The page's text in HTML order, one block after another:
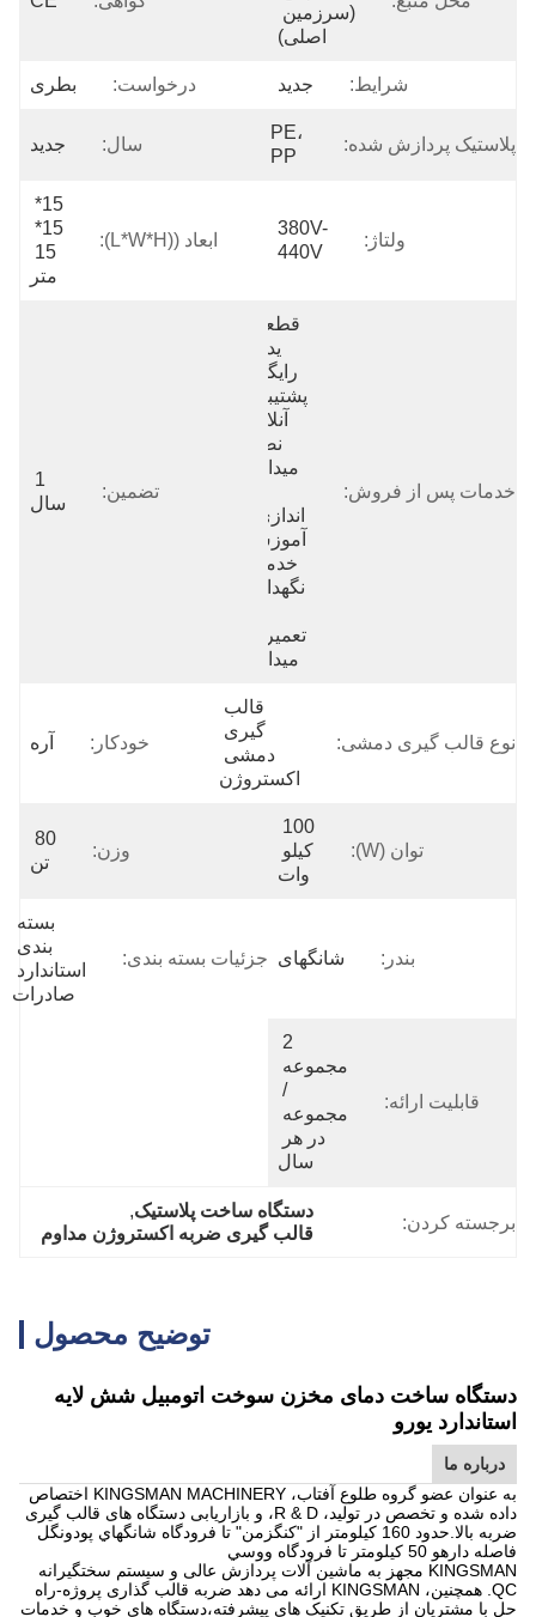
(سرزمین
اصلی)
شرایط: جدید درخواست: بطری
پلاستیک پردازش شده:
PE،
PP
سال: جدید
ولتاژ:
380V-
440V
ابعاد ((L*W*H):
15*
15*
15
متر
خدمات پس از فروش:
میدانی،
تضمین:
1
سال
نوع قالب گیری دمشی:
قالب
گیری
اکستروژن
خودکار: آره
توان (w):
100
کیلو
وات
وزن:
80
تن
بندر: شانگهای جزئیات بسته بندی:
بسته
بندی
استاندارد
صادرات
قابلیت ارائه:
2
مجموعه
/
مجموعه
در هر
سال
برجسته کردن:
دستگاه ساخت پلاستیک,
قالب گیری ضربه اکستروژن مداوم
توضیح محصول
دستگاه ساخت دمای مخزن سوخت اتومبیل شش لایه
استاندارد یورو
درباره ما
به عنوان عضو گروه طلوع آفتاب، KINGSMAN MACHINERY اختصاص
داده شده و تخصص در تولید، R & D، و بازاریابی دستگاه های قالب گیری
ضربه بالا.حدود 160 کيلومتر از "کنگزمن" تا فرودگاه شانگهاي پودونگل
فاصله دارهو 50 کيلومتر تا فرودگاه ووسي
KINGSMAN مجهز به ماشین آلات پردازش عالی و سیستم سختگیرانه
QC. همچنین، KINGSMAN ارائه می دهد ضربه قالب گذاری پروژه-راه
حل با مشتریان از طریق تکنیک های پیشرفته،دستگاه های خوب و خدمات